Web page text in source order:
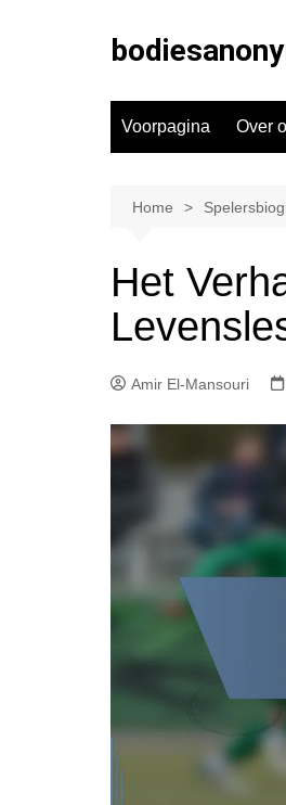
Voorpagina Over
Home
Het
Amir El-Mansouri